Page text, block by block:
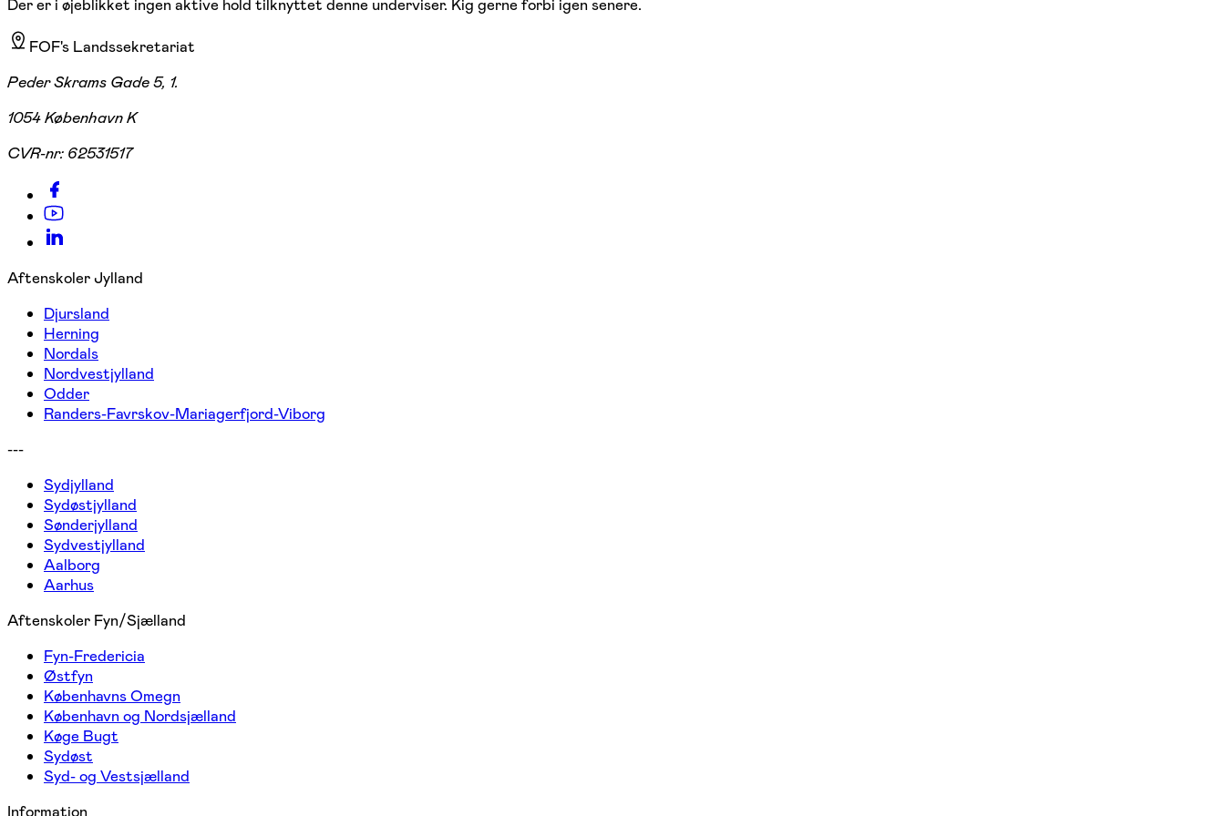
Der er i øjeblikket ingen aktive hold tilknyttet denne underviser. Kig gerne forbi igen senere.
FOF's Landssekretariat
Peder Skrams Gade 5, 1.
1054 København K
CVR-nr: 62531517
Aftenskoler Jylland
Djursland
Herning
Nordals
Nordvestjylland
Odder
Randers-Favrskov-Mariagerfjord-Viborg
---
Sydjylland
Sydøstjylland
Sønderjylland
Sydvestjylland
Aalborg
Aarhus
Aftenskoler Fyn/Sjælland
Fyn-Fredericia
Østfyn
Københavns Omegn
København og Nordsjælland
Køge Bugt
Sydøst
Syd- og Vestsjælland
Information